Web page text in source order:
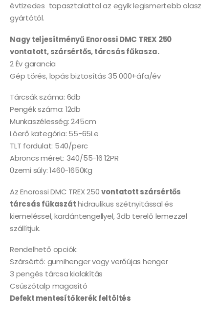
évtizedes tapasztalattal az egyik legismertebb olasz
gyártótól.
Nagy teljesítményű Enorossi DMC TREX 250
vontatott, szársértős, tárcsás fűkasza.
2 Év garancia
Gép törés, lopás biztosítás 35 000+áfa/év
Tárcsák száma: 6db
Pengék száma: 12db
Munkaszélesség: 245cm
Lóerő kategória: 55-65Le
TLT fordulat: 540/perc
Abroncs méret: 340/55-16 12PR
Üzemi súly: 1460-1650Kg
Az Enorossi DMC TREX 250vontatott szársértős
tárcsás fűkaszáthidraulikus szétnyitással és
kiemeléssel, kardántengellyel, 3db terelő lemezzel
szállítjuk.
Rendelhető opciók:
Szársértő: gumihenger vagy verőújas henger
3 pengés tárcsa kialakítás
Csúszótalp magasító
Defekt mentesítő kerék feltöltés